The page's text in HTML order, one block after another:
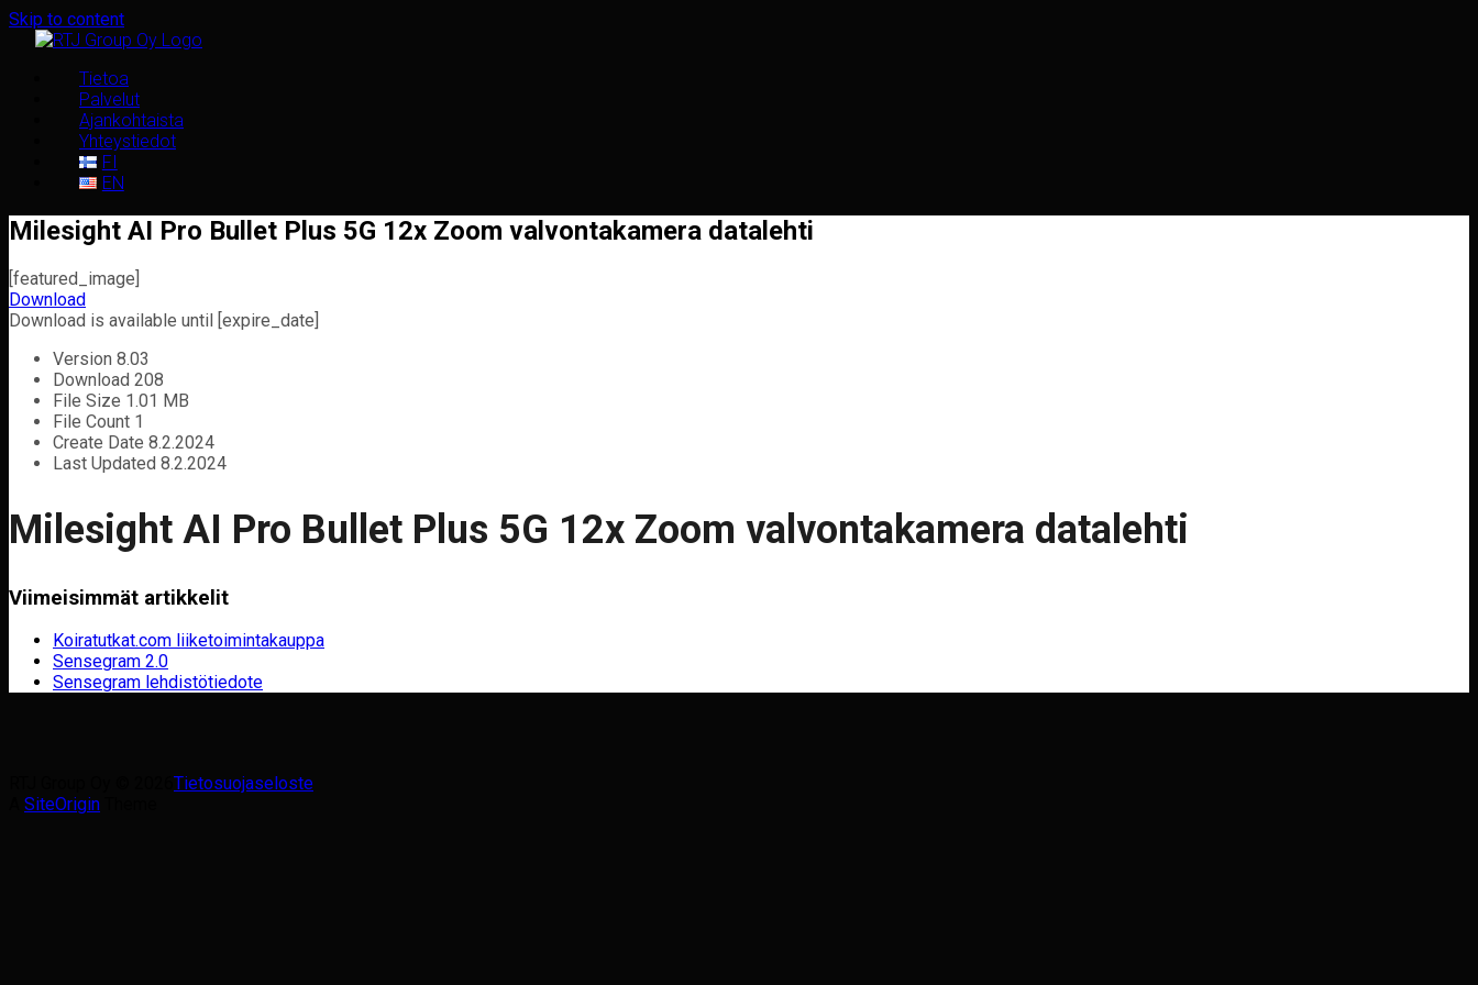
Skip to content
Tietoa
Palvelut
Ajankohtaista
Yhteystiedot
FI
EN
Milesight AI Pro Bullet Plus 5G 12x Zoom valvontakamera datalehti
[featured_image]
Download
Download is available until [expire_date]
Version 8.03
Download 208
File Size 1.01 MB
File Count 1
Create Date 8.2.2024
Last Updated 8.2.2024
Milesight AI Pro Bullet Plus 5G 12x Zoom valvontakamera datalehti
Viimeisimmät artikkelit
Koiratutkat.com liiketoimintakauppa
Sensegram 2.0
Sensegram lehdistötiedote
Tietosuojaseloste
SiteOrigin